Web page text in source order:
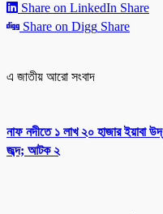
Share on LinkedIn Share
Share on Digg Share
এ জাতীয় আরো সংবাদ
নাফ নদীতে ১ লাখ ২০ হাজার ইয়াবা
জব্দ; আটক ২